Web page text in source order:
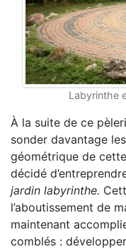
Labyrinthe
À la suite de ce
sonder davantage
géométrique de
décidé
jardin labyrinthe.
l’aboutissement de
maintenant
comblés :